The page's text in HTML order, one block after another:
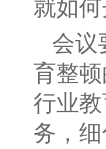
就如
会议
育整
行业
务，